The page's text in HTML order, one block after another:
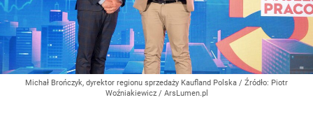
Michał Brończyk, dyrektor regionu sprzedaży Kaufland Polska / Źródło: Piotr
Woźniakiewicz / ArsLumen.pl